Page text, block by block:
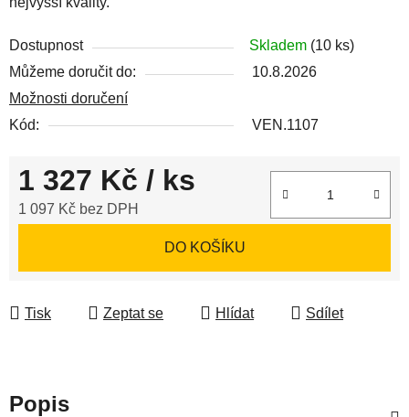
Dostupnost Skladem (10 ks)
Můžeme doručit do:
10.8.2026
Možnosti doručení
Kód:
VEN.1107
1 327 Kč / ks
1 097 Kč bez DPH
DO KOŠÍKU
Tisk Zeptat se Hlídat Sdílet
Popis